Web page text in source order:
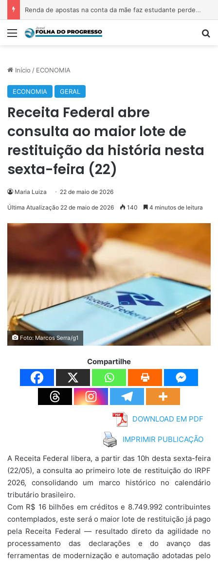
Renda de apostas na conta da mãe faz estudante perder bolsa do Prouni
Menu
Início / ECONOMIA
ECONOMIA GERAL
Receita Federal abre
consulta ao maior lote de
restituição da história nesta
sexta-feira (22)
Maria Luiza 22 de maio de 2026
Última Atualização 22 de maio de 2026 140 4 minutos de leitura
Foto: Marcos Serra/g1
Compartilhe
DOWNLOAD EM PDF
IMPRIMIR PUBLICAÇÃO
A Receita Federal libera, a partir das 10h desta sexta-feira
(22/05), a consulta ao primeiro lote de restituição do IRPF
2026, consolidando um marco histórico no calendário
tributário brasileiro.
Com R$ 16 bilhões em créditos e 8.749.992 contribuintes
contemplados, este será o maior lote de restituição já pago
pela Receita Federal — resultado direto da agilidade no
processamento das declarações e do avanço das
ferramentas de modernização e automação adotadas pelo